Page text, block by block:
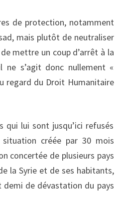
de protection, notamment
mais plutôt de neutraliser
mettre un coup d’arrêt à la
s’agit donc nullement «
regard du Droit Humanitaire
qui lui sont jusqu’ici refusés
créée par 30 mois
concertée de plusieurs pays
la Syrie et de ses habitants,
de dévastation du pays